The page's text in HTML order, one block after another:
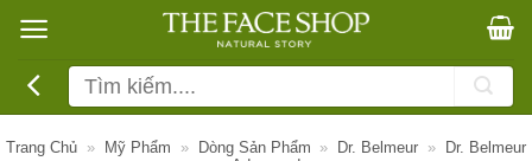
qua
dung
Tìm
kiếm:
Trang Chủ » Mỹ Phẩm » Dòng Sản Phẩm » Dr. Belmeur »
Dr. Belmeur